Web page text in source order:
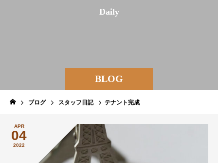
BLOG
Daily
ブログ スタッフ日記 テナント完成
APR
04
2022